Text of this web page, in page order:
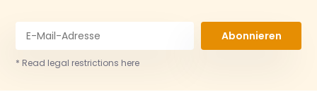
Abonnieren
* Read legal restrictions here